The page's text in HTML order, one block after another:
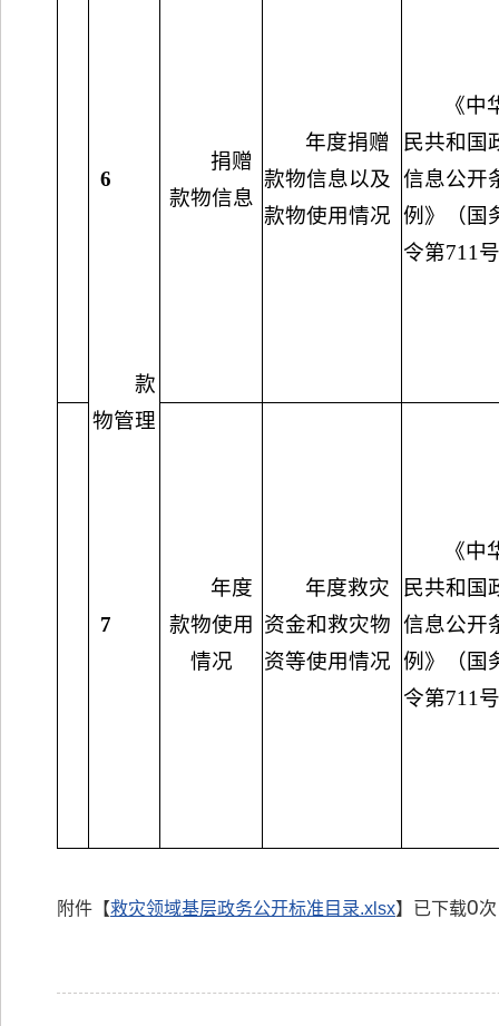
6
款
物管理
捐赠
款物信息
年度捐赠
款物信息以及
款物使用情况
《中
民共和国
信息公开
例》（国
令第711
7
年度
款物使用
情况
年度救灾
资金和救灾物
资等使用情况
《中
民共和国
信息公开
例》（国
令第711
附件【救灾领域基层政务公开标准目录.xlsx】已下载0次